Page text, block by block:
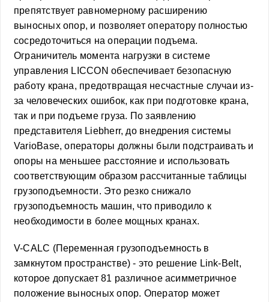
препятствует равномерному расширению
выносных опор, и позволяет оператору полностью
сосредоточиться на операции подъема.
Ограничитель момента нагрузки в системе
управления LICCON обеспечивает безопасную
работу крана, предотвращая несчастные случаи из-
за человеческих ошибок, как при подготовке крана,
так и при подъеме груза. По заявлению
представителя Liebherr, до внедрения системы
VarioBase, операторы должны были подстраивать и
опоры на меньшее расстояние и использовать
соответствующим образом рассчитанные таблицы
грузоподъемности. Это резко снижало
грузоподъемность машин, что приводило к
необходимости в более мощных кранах.
V-CALC (Переменная грузоподъемность в
замкнутом пространстве) - это решение Link-Belt,
которое допускает 81 различное асимметричное
положение выносных опор. Оператор может